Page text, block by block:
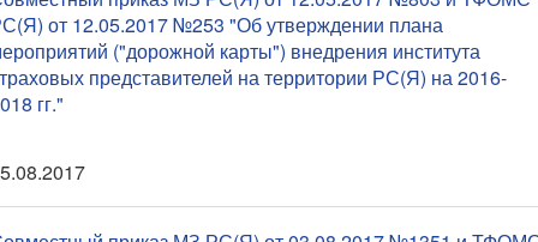
от 12.05.2017 №253 "Об утверждении плана
("дорожной карты") внедрения института
представителей на территории РС(Я) на 2016-
гг."